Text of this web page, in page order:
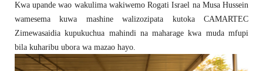
Kwa upande wao wakulima wakiwemo Rogati Israel na Musa Hussein
wamesema kuwa mashine walizozipata kutoka CAMARTEC
Zimewasaidia kupukuchua mahindi na maharage kwa muda mfupi
bila kuharibu ubora wa mazao hayo.